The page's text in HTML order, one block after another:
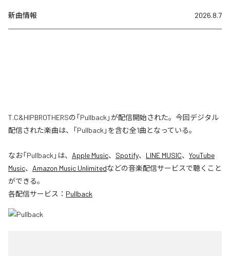
新曲情報 2026.8.7
T.C&HIPBROTHERSの「Pullback」が配信開始された。今回デジタル
配信された楽曲は、「Pullback」を含む全1曲となっている。
なお「Pullback 」は、 Apple Music、 Spotify、 LINE MUSIC、 YouTube
Music、 Amazon Music Unlimitedなどの音楽配信サービスで聴くこと
ができる。
各配信サービス： Pullback